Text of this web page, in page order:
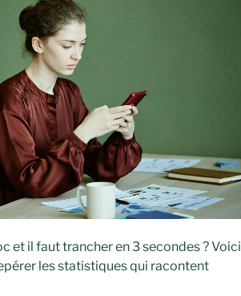
et il faut trancher en 3 secondes ? Voici
les statistiques qui racontent